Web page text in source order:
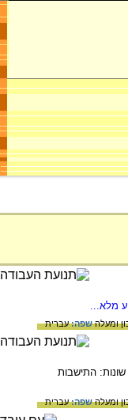
מלא...
ומעלהשפה:עברית
פי תכניות שונות: התישבות
ומעלהשפה:עברית